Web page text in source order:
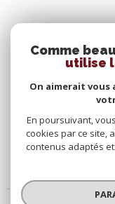
Comme
utilise
On aimerait vous
En poursuivant,
cookies par ce site,
contenus adaptés